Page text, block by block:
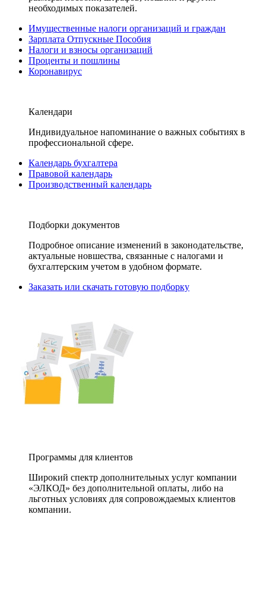
необходимых показателей.
Имущественные налоги организаций и граждан
Зарплата Отпускные Пособия
Налоги и взносы организаций
Проценты и пошлины
Коронавирус
Календари
Индивидуальное напоминание о важных событиях в
профессиональной сфере.
Календарь бухгалтера
Правовой календарь
Производственный календарь
Подборки документов
Подробное описание изменений в законодательстве,
актуальные новшества, связанные с налогами и
бухгалтерским учетом в удобном формате.
Заказать или скачать готовую подборку
Программы для клиентов
Широкий спектр дополнительных услуг компании
«ЭЛКОД» без дополнительной оплаты, либо на
льготных условиях для сопровождаемых клиентов
компании.